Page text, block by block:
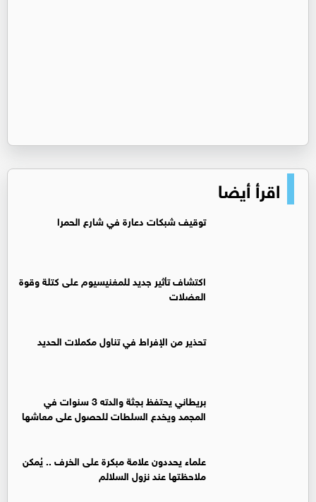
اقرأ أيضا
توقيف شبكات دعارة في شارع الحمرا
اكتشاف تأثير جديد للمغنيسيوم على كتلة وقوة
العضلات
تحذير من الإفراط في تناول مكملات الحديد
بريطاني يحتفظ بجثة والدته 3 سنوات في
المجمد ويخدع السلطات للحصول على معاشها
علماء يحددون علامة مبكرة على الخرف .. يُمكن
ملاحظتها عند نزول السلالم